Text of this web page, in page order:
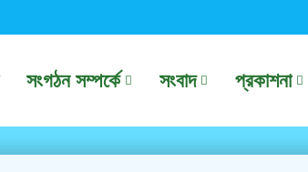
সংগঠন সম্পর্কে সংবাদ প্রকাশনা